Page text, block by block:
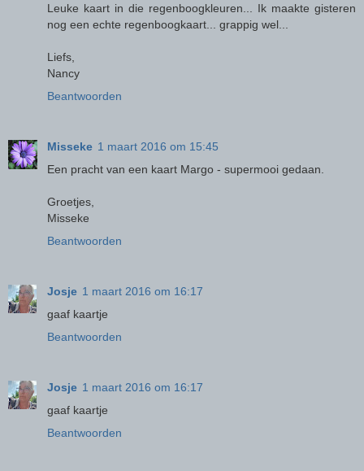
Leuke kaart in die regenboogkleuren... Ik maakte gisteren
nog een echte regenboogkaart... grappig wel...
Liefs,
Nancy
Beantwoorden
Misseke 1 maart 2016 om 15:45
Een pracht van een kaart Margo - supermooi gedaan.
Groetjes,
Misseke
Beantwoorden
Josje 1 maart 2016 om 16:17
gaaf kaartje
Beantwoorden
Josje 1 maart 2016 om 16:17
gaaf kaartje
Beantwoorden